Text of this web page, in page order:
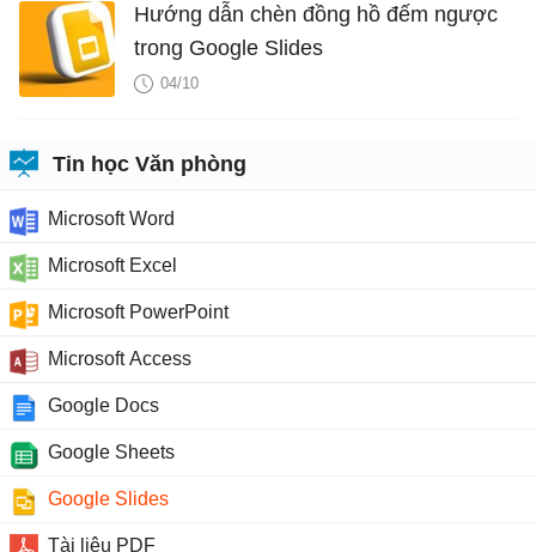
Hướng dẫn chèn đồng hồ đếm ngược
trong Google Slides
04/10
Tin học Văn phòng
Microsoft Word
Microsoft Excel
Microsoft PowerPoint
Microsoft Access
Google Docs
Google Sheets
Google Slides
Tài liệu PDF